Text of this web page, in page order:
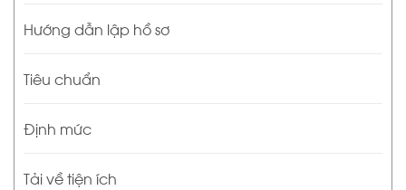
Hướng dẫn lập hồ sơ
Tiêu chuẩn
Định mức
Tải về tiện ích